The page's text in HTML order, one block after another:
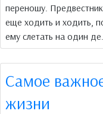
переношу.
еще ходить и ходить,
ему слетать на один де...
Самое
жизни